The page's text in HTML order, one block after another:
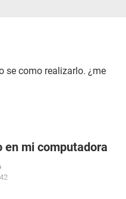
se como realizarlo. ¿me
en mi computadora